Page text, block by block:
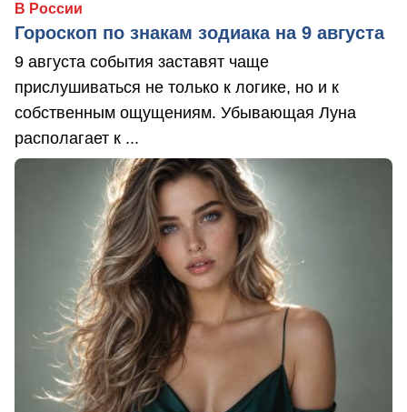
В России
Гороскоп по знакам зодиака на 9 августа
9 августа события заставят чаще
прислушиваться не только к логике, но и к
собственным ощущениям. Убывающая Луна
располагает к ...